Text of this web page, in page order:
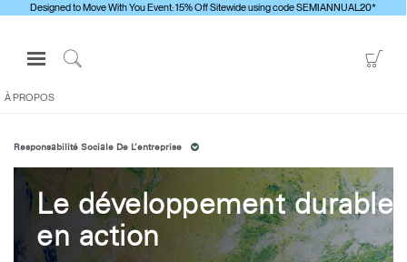
Designed to Move With You Event: 15% Off Sitewide using code SEMIANNUAL20*
Open
Navigation
Menu
S'identifier ou S'inscrire
PRODUITS
ERGONOMIE
RESSOURCES
À PROPOS
À PROPOS
Responsabilité Sociale De L’entreprise
Le développement durable
en action